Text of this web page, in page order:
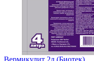
Вермикулит 2л (Биотек)